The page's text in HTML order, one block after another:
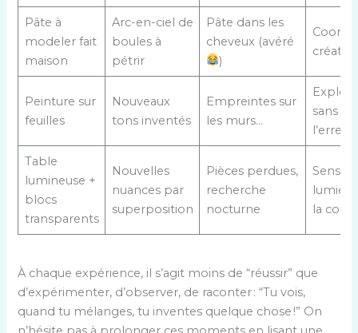
Pâte à
modeler fait
maison
Arc-en-ciel de
boules à
pétrir
Pâte dans les
cheveux (avéré
)
Peinture sur
feuilles
Nouveaux
tons inventés
Empreintes sur
les murs…
sans
l’erreur
Table
lumineuse +
blocs
transparents
Nouvelles
nuances par
superposition
Pièces perdues,
recherche
nocturne
Sens
la
À chaque expérience, il s’agit moins de “réussir” que
d’expérimenter, d’observer, de raconter : “Tu vois,
quand tu mélanges, tu inventes quelque chose !” On